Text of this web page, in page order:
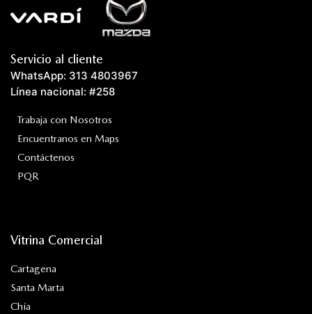
Servicio al cliente
WhatsApp: 313 4803967
Línea nacional: #258
Trabaja con Nosotros
Encuentranos en Maps
Contáctenos
PQR
Vitrina Comercial
Cartagena
Santa Marta
Chía